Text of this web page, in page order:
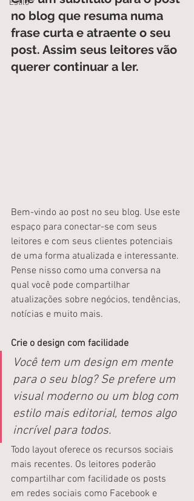
Estilo
no blog que resuma numa
frase curta e atraente o seu
post. Assim seus leitores vão
querer continuar a ler.
Bem-vindo ao post no seu blog. Use este
espaço para conectar-se com seus
leitores e com seus clientes potenciais
de uma forma atualizada e interessante.
Pense nisso como uma conversa na
qual você pode compartilhar
atualizações sobre negócios, tendências,
notícias e muito mais.
Crie o design com facilidade
Você tem um design em mente
para o seu blog? Se prefere um
visual moderno ou um blog com
estilo mais editorial, temos algo
incrível para todos.
Todo layout oferece os recursos sociais
mais recentes. Os leitores poderão
compartilhar com facilidade os posts
em redes sociais como Facebook e